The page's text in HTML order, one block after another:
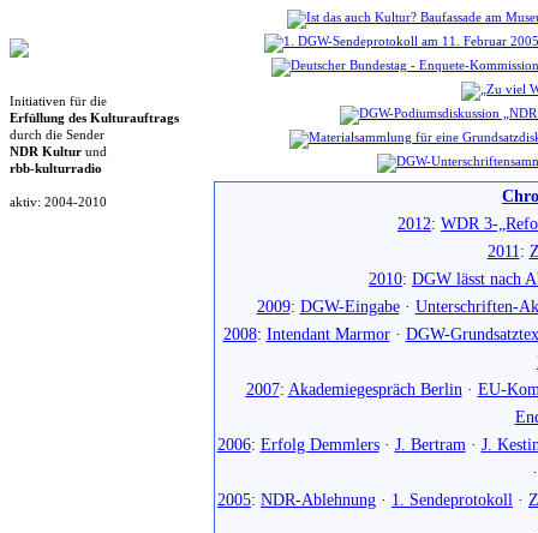
Initiativen für die
Erfüllung des Kulturauftrags
durch die Sender
NDR Kultur und
rbb-kulturradio
aktiv: 2004-2010
2012: WDR 3-
2011:
2010: DGW lässt nach
2009: DGW-Eingabe· Unterschriften-
2008: Intendant Marmor· DGW-
2007: Akademiegespräch Berlin · EU-
2006: Erfolg Demmlers· J. Bertram · J.
2005: NDR-Ablehnung · 1. Sendeprotokoll ·